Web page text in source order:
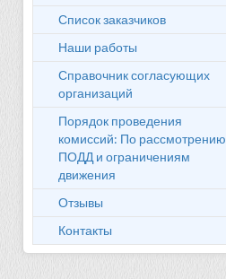
Список заказчиков
Наши работы
Справочник согласующих
организаций
Порядок проведения
комиссий: По рассмотрению
ПОДД и ограничениям
движения
Отзывы
Контакты